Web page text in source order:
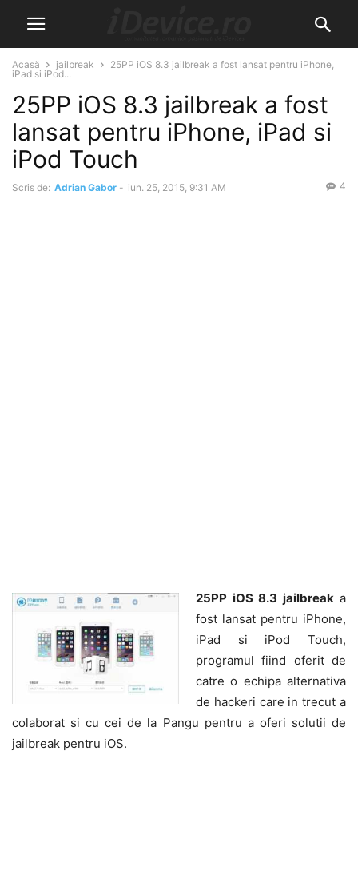
Acasă jailbreak
25PP iOS 8.3 jailbreak a fost lansat pentru iPhone,
iPad si iPod...
25PP iOS 8.3 jailbreak a fost
lansat pentru iPhone, iPad si
iPod Touch
Scris de: Adrian Gabor - iun. 25, 2015, 9:31 AM 4
25PP iOS 8.3 jailbreaka
fost lansat pentru iPhone,
iPad si iPod Touch,
programul fiind oferit de
catre o echipa alternativa
de hackeri care in trecut a
colaborat si cu cei de la Pangu pentru a oferi solutii de
jailbreak pentru iOS.